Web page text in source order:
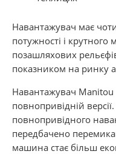
Навантажувач має
потужності і
позашляхових
показником на ринку
Навантажувач
повнопривідній
повнопривідного
передбачено
машина стає більш